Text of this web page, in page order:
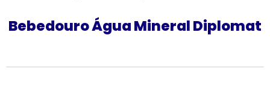
Bebedouro Água Mineral Diplomat